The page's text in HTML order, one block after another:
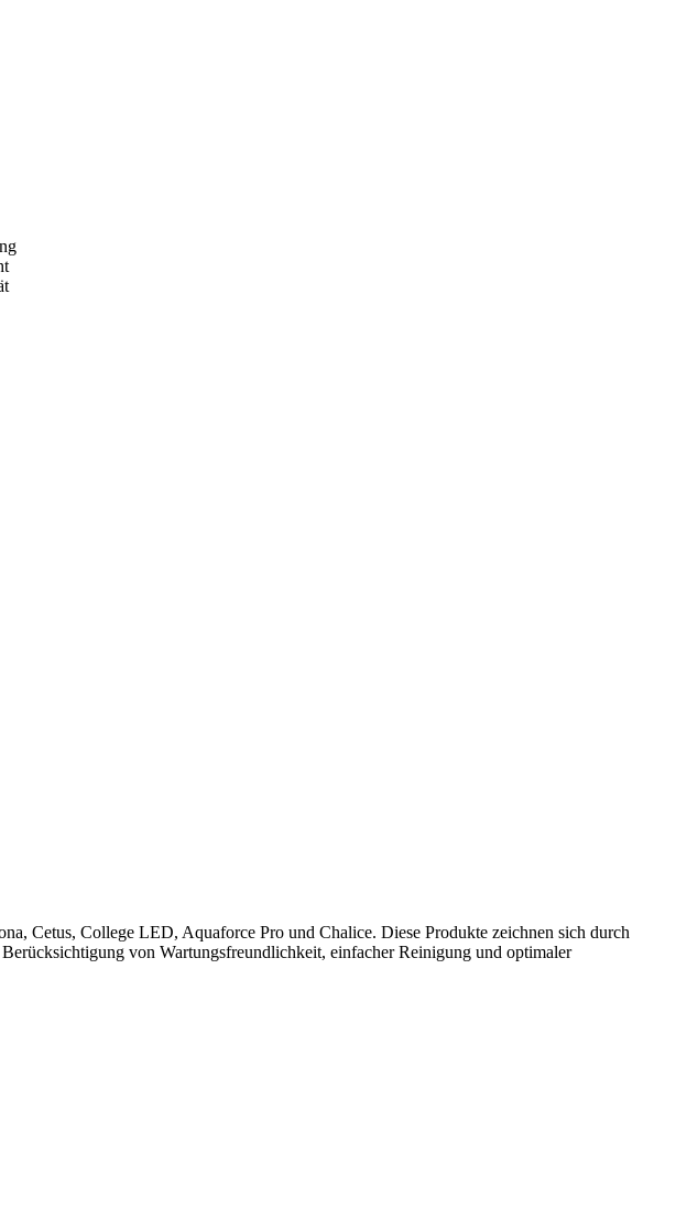
Cetus, College LED, Aquaforce Pro und Chalice. Diese Produkte zeichnen sich durch
von Wartungsfreundlichkeit, einfacher Reinigung und optimaler